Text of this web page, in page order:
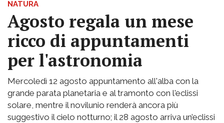
NATURA
Agosto regala un mese
ricco di appuntamenti
per l'astronomia
Mercoledì 12 agosto appuntamento all'alba con la
grande parata planetaria e al tramonto con l'eclissi
solare, mentre il novilunio renderà ancora più
suggestivo il cielo notturno; il 28 agosto arriva un’eclissi